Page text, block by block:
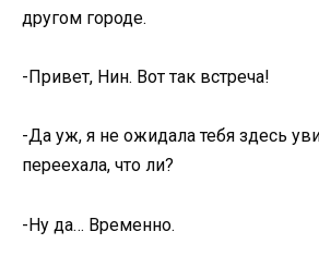
другом городе.
-Привет, Нин. Вот так встреча!
-Да уж, я не ожидала тебя здесь
переехала, что ли?
-Ну да… Временно.